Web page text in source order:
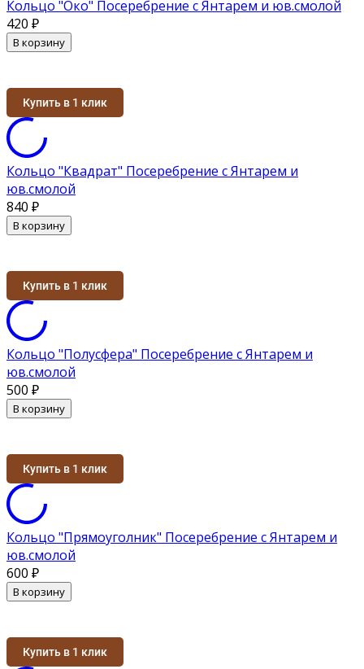
Кольцо "Око" Посеребрение с Янтарем и юв.смолой
420 ₽
В корзину
Купить в 1 клик
Кольцо "Квадрат" Посеребрение с Янтарем и
юв.смолой
840 ₽
В корзину
Купить в 1 клик
Кольцо "Полусфера" Посеребрение с Янтарем и
юв.смолой
500 ₽
В корзину
Купить в 1 клик
Кольцо "Прямоуголник" Посеребрение с Янтарем и
юв.смолой
600 ₽
В корзину
Купить в 1 клик